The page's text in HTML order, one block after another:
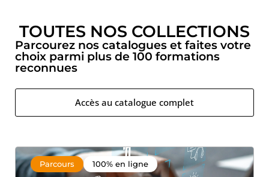
TOUTES NOS COLLECTIONS
Parcourez nos catalogues et faites votre
choix parmi plus de 100 formations
reconnues
Accès au catalogue complet
Parcours 100% en ligne